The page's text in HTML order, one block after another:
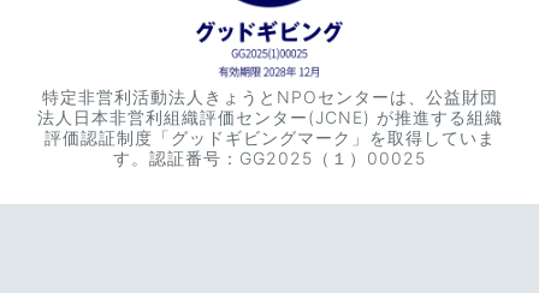
特定非営利活動法人きょうとNPOセンターは、公益財団
法人日本非営利組織評価センター(JCNE) が推進する組織
評価認証制度「グッドギビングマーク」を取得していま
す。認証番号：GG2025（１）00025